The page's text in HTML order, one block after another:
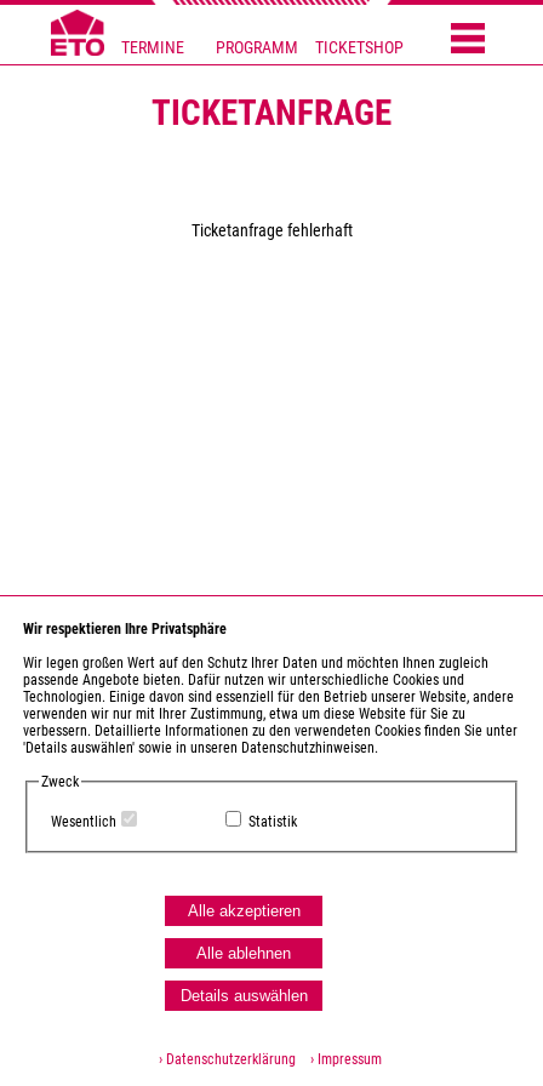
TERMINE PROGRAMM TICKETSHOP
Wir respektieren Ihre Privatsphäre
Wir legen großen Wert auf den Schutz Ihrer Daten und möchten Ihnen zugleich
passende Angebote bieten. Dafür nutzen wir unterschiedliche Cookies und
Technologien. Einige davon sind essenziell für den Betrieb unserer Website, andere
verwenden wir nur mit Ihrer Zustimmung, etwa um diese Website für Sie zu
verbessern. Detaillierte Informationen zu den verwendeten Cookies finden Sie unter
'Details auswählen' sowie in unseren Datenschutzhinweisen.
Zweck
Wesentlich Statistik
Alle akzeptieren
Alle ablehnen
Details auswählen
› Datenschutzerklärung › Impressum
TICKETANFRAGE
Ticketanfrage fehlerhaft